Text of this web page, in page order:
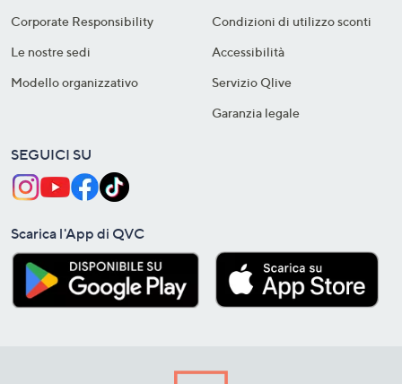
Corporate Responsibility
Le nostre sedi
Modello organizzativo
Condizioni di utilizzo sconti
Accessibilità
Servizio Qlive
Garanzia legale
SEGUICI SU
Scarica l'App di QVC